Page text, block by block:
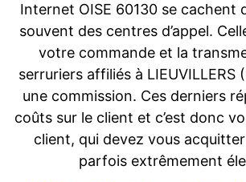
Internet OISE 60130 se cachent
souvent des centres d’appel.
votre commande et la
serruriers affiliés à LIEUVILLERS
une commission. Ces derniers
coûts sur le client et c’est donc
client, qui devez vous
parfois extrêmement